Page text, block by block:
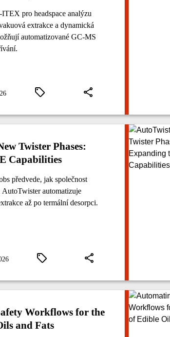
pro headspace analýzu
extrakce a dynamická
automatizované GC-MS
Twister Phases:
Capabilities
předvede, jak společnost
automatizuje
až po termální desorpci.
Workflows for the
and Fats